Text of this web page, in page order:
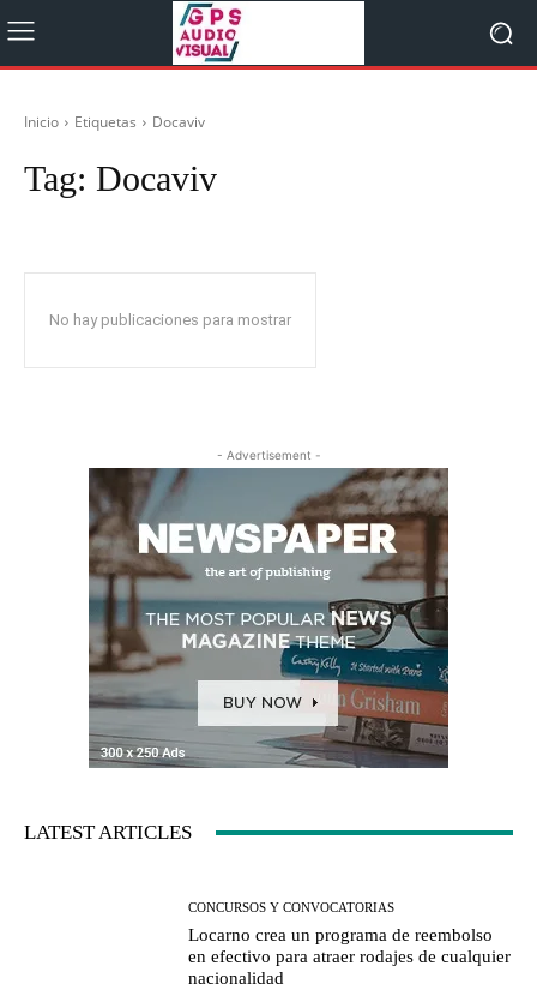
Inicio Etiquetas Docaviv
Tag: Docaviv
No hay publicaciones para mostrar
- Advertisement -
LATEST ARTICLES
CONCURSOS Y CONVOCATORIAS
Locarno crea un programa de reembolso
en efectivo para atraer rodajes de cualquier
nacionalidad